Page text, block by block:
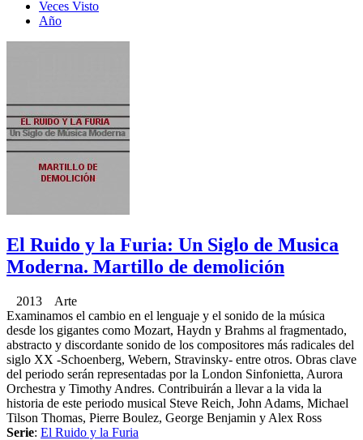
Veces Visto
Año
El Ruido y la Furia: Un Siglo de Musica
Moderna. Martillo de demolición
2013 Arte
Examinamos el cambio en el lenguaje y el sonido de la música
desde los gigantes como Mozart, Haydn y Brahms al fragmentado,
abstracto y discordante sonido de los compositores más radicales del
siglo XX -Schoenberg, Webern, Stravinsky- entre otros. Obras clave
del periodo serán representadas por la London Sinfonietta, Aurora
Orchestra y Timothy Andres. Contribuirán a llevar a la vida la
historia de este periodo musical Steve Reich, John Adams, Michael
Tilson Thomas, Pierre Boulez, George Benjamin y Alex Ross
Serie: El Ruido y la Furia